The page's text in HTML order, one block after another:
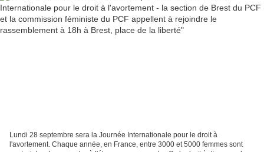
Lundi 28 septembre sera la Journée Internationale pour le droit à
l'avortement. Chaque année, en France, entre 3000 et 5000 femmes sont